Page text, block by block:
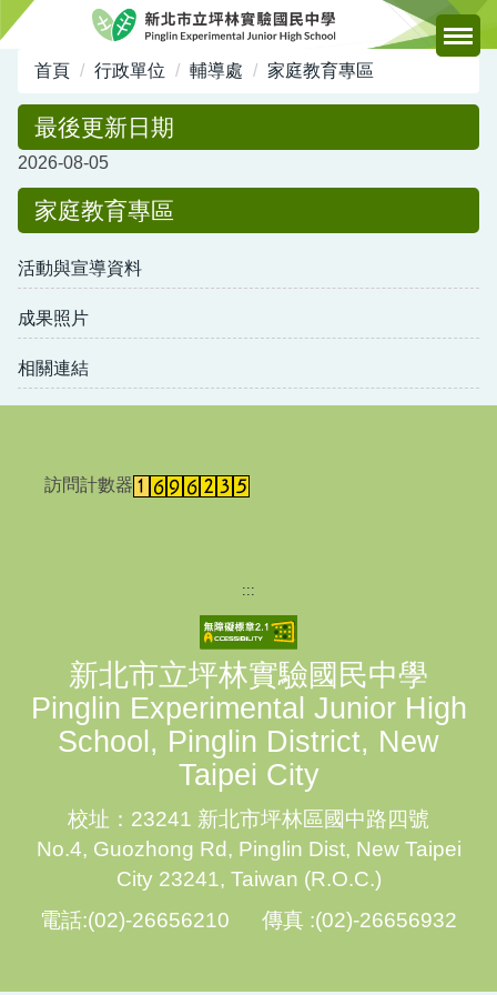
跳
容
首頁 行政單位 輔導處 家庭教育專區
最後更新日期
2026-08-05
家庭教育專區
活動與宣導資料
成果照片
相關連結
訪問計數器
:::
新北市立坪林實驗國民中學
Pinglin Experimental Junior High
School, Pinglin District, New
Taipei City
校址：23241 新北市坪林區國中路四號
No.4, Guozhong Rd, Pinglin Dist, New Taipei
City 23241, Taiwan (R.O.C.)
電話:(02)-26656210 傳真 :(02)-26656932